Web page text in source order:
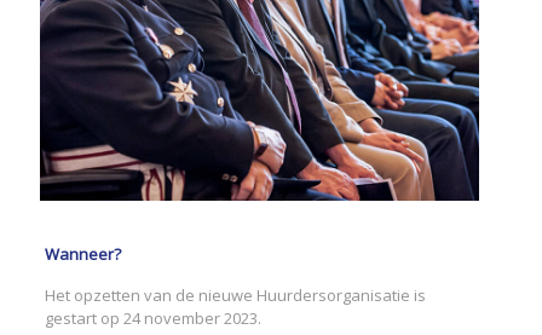
Wanneer?
Het opzetten van de nieuwe Huurdersorganisatie is
gestart op 24 november 2023.